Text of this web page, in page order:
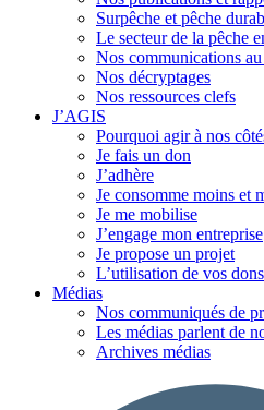
Surpêche et pêche
Le secteur de la pêche
Nos communications au
Nos décryptages
Nos ressources clefs
J’AGIS
Pourquoi agir à nos
Je fais un don
J’adhère
Je consomme moins et
Je me mobilise
J’engage mon entreprise
Je propose un projet
L’utilisation de vos dons
Médias
Nos communiqués de
Les médias parlent de
Archives médias